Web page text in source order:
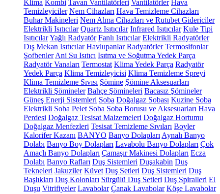
Klima Kombi Tavan Vantilatörleri Vantilatörler Hava
Temizleyiciler Nem Cihazları Hava Temizleme Cihazları
Buhar Makineleri Nem Alma Cihazları ve Rutubet Gidericiler
Elektrikli Isıtıcılar Quartz Isıtıcılar Infrared Isıtıcılar Kule Tipi
IsıtıcılarYağlı Radyatör Fanlı Isıtıcılar Elektrikli Radyatörler
Dış Mekan Isıtıcılar Havlupanlar Radyatörler Termosifonlar
Şofbenler Ani Su Isıtıcı Isıtma ve Soğutma Yedek Parça
Radyatör Vanaları Termostat Klima Yedek Parça Radyatör
Yedek Parça Klima Temizleyicisi Klima Temizleme Spreyi
Klima Temizleme Sıvısı Şömine Şömine Aksesuarları
Elektrikli Şömineler Bahçe Şömineleri Bacasız Şömineler
Güneş Enerji Sistemleri Soba Doğalgaz Sobası Kuzine Soba
Elektrikli Soba Pelet Soba Soba Borusu ve Aksesuarları Hava
Perdesi Doğalgaz Tesisat Malzemeleri Doğalgaz Hortumu
Doğalgaz Menfezleri Tesisat Temizleme Sıvıları Boyler
Kalorifer Kazanı BANYO Banyo Dolapları Aynalı Banyo
Dolabı Banyo Boy Dolapları Lavabolu Banyo Dolapları Çok
Amaçlı Banyo Dolapları Çamaşır Makinesi Dolapları Ecza
Dolabı Banyo Rafları Duş Sistemleri Duşakabin Duş
Tekneleri Jakuziler Küvet Duş Setleri Duş Sistemleri Duş
Başlıkları Duş Kolonları Sürgülü Duş Setleri Duş Spiralleri El
Duşu Vitrifiyeler Lavabolar Çanak Lavabolar Köşe Lavabolar